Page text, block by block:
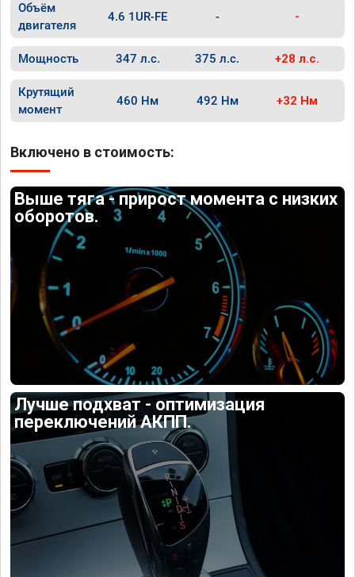
Объём
двигателя
4.6 1UR-FE - -
Мощность 347 л.с. 375 л.с. +28 л.с.
Крутящий
момент
460 Нм 492 Нм +32 Нм
Включено в стоимость:
Выше тяга - прирост момента с низких
оборотов.
Лучше подхват - оптимизация
переключений АКПП.